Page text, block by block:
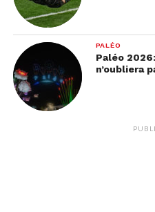
PALÉO
Paléo
n’oubliera